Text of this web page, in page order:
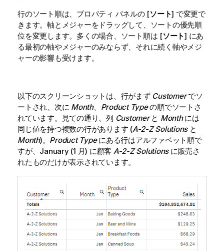
行のソート順は、プロパティ パネルの [ソート] で変更で
きます。軸とメジャーをドラッグして、ソートの優先順
位を変更します。多くの場合、ソート順は [ソート] にあ
る最初の軸やメジャーのみならず、それに続く軸やメジ
ャーの影響も受けます。
以下のスクリーンショットは、行がまず Customerでソ
ートされ、次に Month、 Product Typeの順でソートさ
れています。見ての通り、列 Customerと Monthには
同じ値を持つ複数の行があります (A-2-Z Solutionsと
Month)。 Product Typeにある行はアルファベット順で
すが、January (1 月) に顧客 A-2-Z Solutionsに販売さ
れたものだけが表示されています。